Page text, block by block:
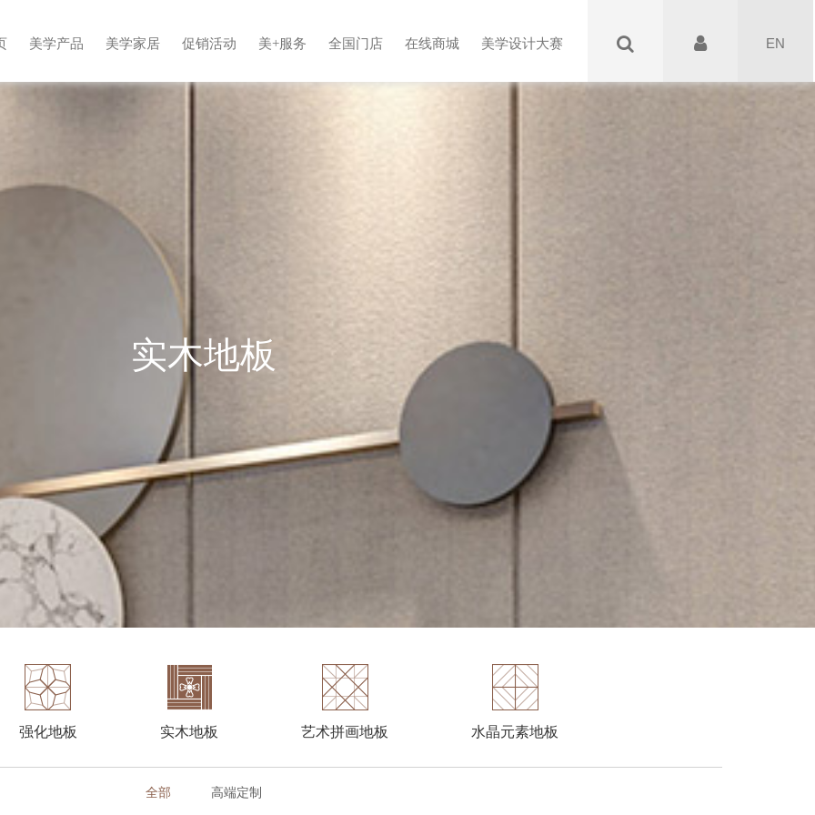
EN
美学产品 美学家居 促销活动 美+服务 全国门店 在线商城 美学设计大赛
实木地板
强化地板 实木地板 艺术拼画地板 水晶元素地板
全部 高端定制